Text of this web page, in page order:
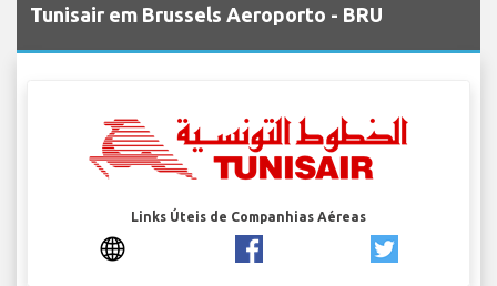
Tunisair em Brussels Aeroporto - BRU
Links Úteis de Companhias Aéreas